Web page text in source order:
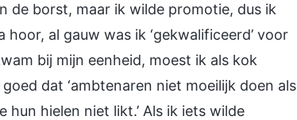
de borst, maar ik wilde promotie, dus ik
al gauw was ik ‘gekwalificeerd’ voor
bij mijn eenheid, moest ik als kok
dat ‘ambtenaren niet moeilijk doen als
hun hielen niet likt.’ Als ik iets wilde